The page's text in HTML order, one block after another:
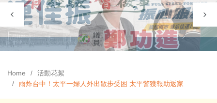
Home
活動花絮
雨炸台中！太平一婦人外出散步受困 太平警獲報助返家